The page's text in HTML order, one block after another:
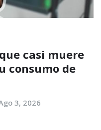
casi muere
consumo de
3, 2026